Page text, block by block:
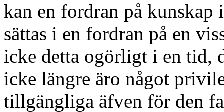
kan en fordran på
sättas i en fordran på en
icke detta ogörligt i en tid,
icke längre äro något
tillgängliga äfven för den